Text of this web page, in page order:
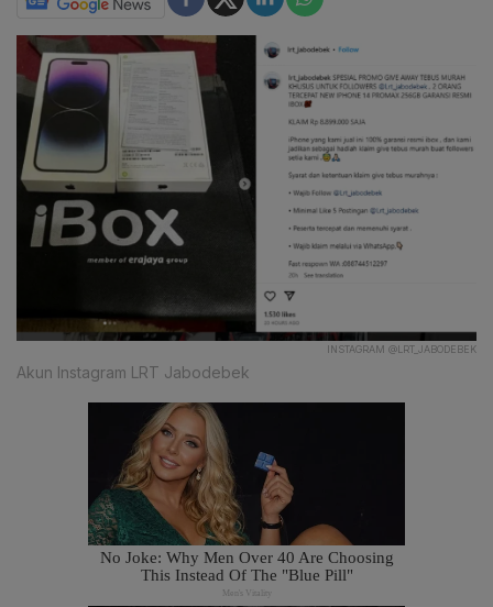
INSTAGRAM @LRT_JABODEBEK
Akun Instagram LRT Jabodebek